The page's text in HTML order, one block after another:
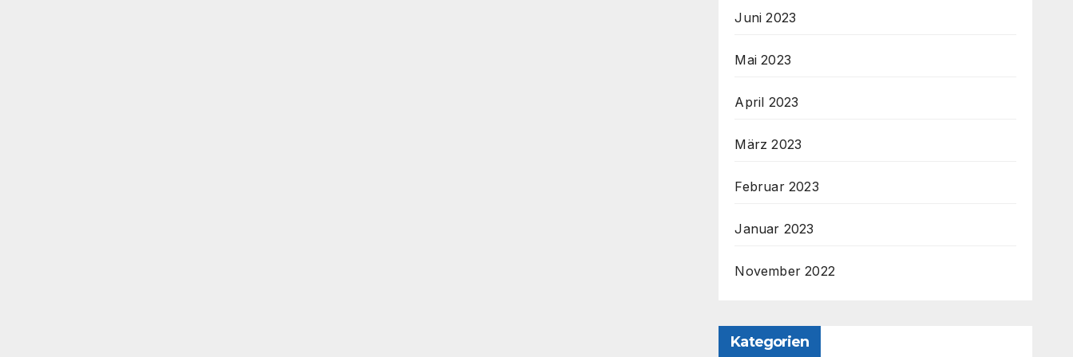
Juni 2023
Mai 2023
April 2023
März 2023
Februar 2023
Januar 2023
November 2022
Kategorien